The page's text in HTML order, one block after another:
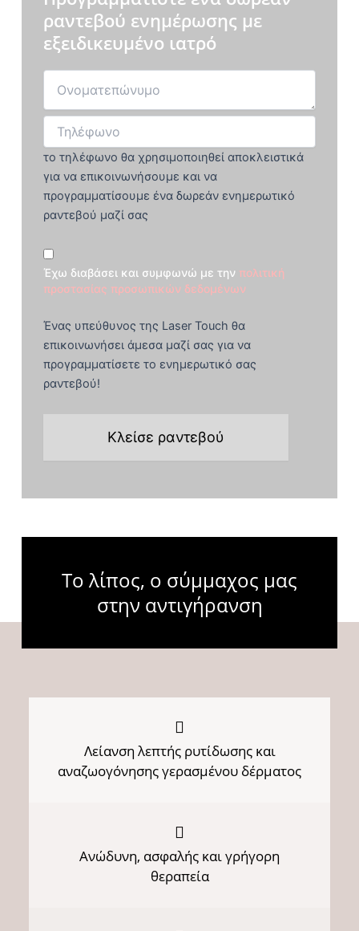
ραντεβού ενημέρωσης με
εξειδικευμένο ιατρό
το τηλέφωνο θα χρησιμοποιηθεί αποκλειστικά
για να επικοινωνήσουμε και να
προγραμματίσουμε ένα δωρεάν ενημερωτικό
ραντεβού μαζί σας
Έχω διαβάσει και συμφωνώ με την πολιτική
προστασίας προσωπικών δεδομένων
Ένας υπεύθυνος της Laser Touch θα
επικοινωνήσει άμεσα μαζί σας για να
προγραμματίσετε το ενημερωτικό σας
ραντεβού!
Κλείσε ραντεβού
Το λίπος, ο σύμμαχος μας
στην αντιγήρανση
Λείανση λεπτής ρυτίδωσης και
αναζωογόνησης γερασμένου δέρματος
Ανώδυνη, ασφαλής και γρήγορη
θεραπεία